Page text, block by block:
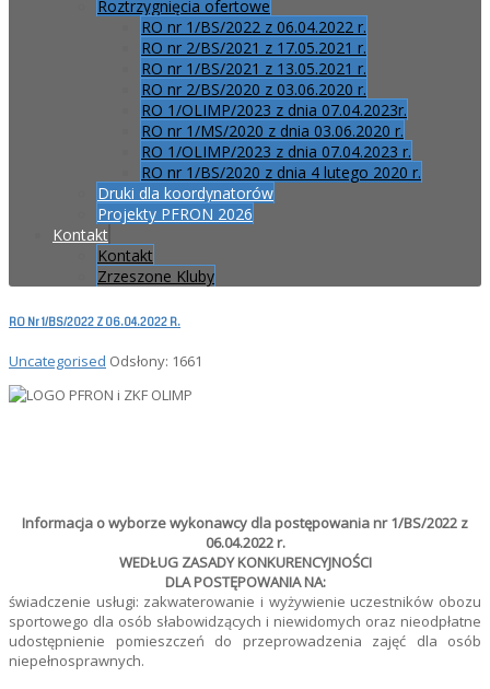
Roztrzygnięcia ofertowe
RO nr 1/BS/2022 z 06.04.2022 r.
RO nr 2/BS/2021 z 17.05.2021 r.
RO nr 1/BS/2021 z 13.05.2021 r.
RO nr 2/BS/2020 z 03.06.2020 r.
RO 1/OLIMP/2023 z dnia 07.04.2023r.
RO nr 1/MS/2020 z dnia 03.06.2020 r.
RO 1/OLIMP/2023 z dnia 07.04.2023 r.
RO nr 1/BS/2020 z dnia 4 lutego 2020 r.
Druki dla koordynatorów
Projekty PFRON 2026
Kontakt
Kontakt
Zrzeszone Kluby
RO Nr 1/BS/2022 Z 06.04.2022 R.
Uncategorised Odsłony: 1661
Informacja o wyborze wykonawcy dla postępowania nr 1/BS/2022 z
06.04.2022 r.
WEDŁUG ZASADY KONKURENCYJNOŚCI
DLA POSTĘPOWANIA NA:
świadczenie usługi: zakwaterowanie i wyżywienie uczestników obozu
sportowego dla osób słabowidzących i niewidomych oraz nieodpłatne
udostępnienie pomieszczeń do przeprowadzenia zajęć dla osób
niepełnosprawnych.